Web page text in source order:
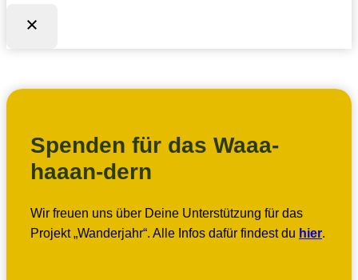
Spenden für das Waaa-
haaan-dern
Wir freuen uns über Deine Unterstützung für das
Projekt „Wanderjahr“. Alle Infos dafür findest du hier.